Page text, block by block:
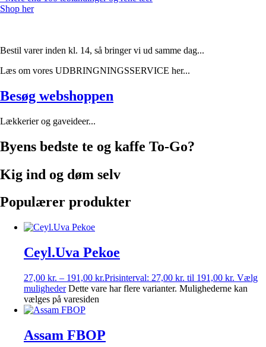
Shop her
Bestil varer inden kl. 14, så bringer vi ud samme dag...
Læs om vores UDBRINGNINGSSERVICE her...
Besøg webshoppen
Lækkerier og gaveideer...
Byens bedste te og kaffe To-Go?
Kig ind og døm selv
Populærer produkter
Ceyl.Uva Pekoe
27,00 kr. – 191,00 kr.Prisinterval: 27,00 kr. til 191,00 kr. Vælg
muligheder Dette vare har flere varianter. Mulighederne kan
vælges på varesiden
Assam FBOP